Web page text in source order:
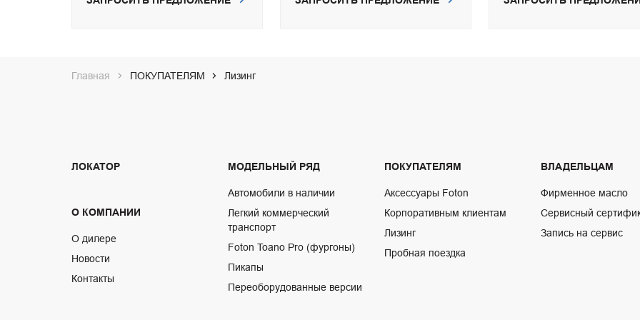
Главная ПОКУПАТЕЛЯМ Лизинг
ЛОКАТОР
О КОМПАНИИ
О дилере
Новости
Контакты
МОДЕЛЬНЫЙ РЯД
Автомобили в наличии
Легкий коммерческий
транспорт
Foton Toano Pro (фургоны)
Пикапы
Переоборудованные версии
ПОКУПАТЕЛЯМ
Аксессуары Foton
Корпоративным клиентам
Лизинг
Пробная поездка
ВЛАДЕЛЬЦАМ
Фирменное масло
Сервисный
Запись на сервис